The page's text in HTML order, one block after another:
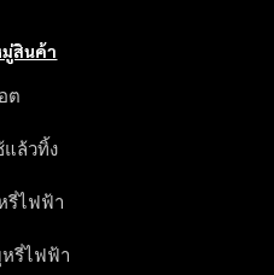
สินค้า
ต
ล้วทิ้ง
รี่ไฟฟ้า
รี่ไฟฟ้า